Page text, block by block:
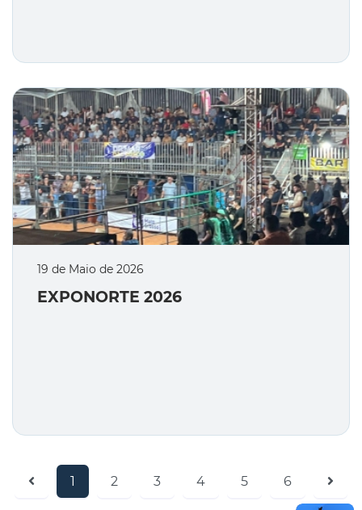
19 de Maio de 2026
EXPONORTE 2026
1 2 3 4 5 6